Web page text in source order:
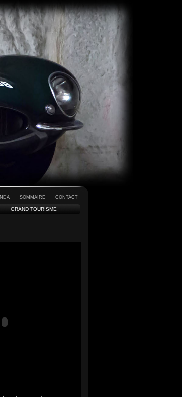
SOMMAIRE CONTACT
GRAND TOURISME